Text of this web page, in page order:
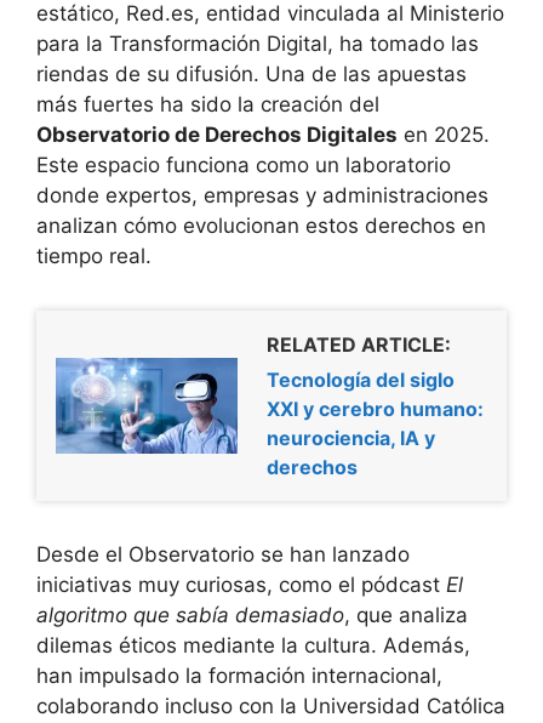
estático, Red.es, entidad vinculada al Ministerio
para la Transformación Digital, ha tomado las
riendas de su difusión. Una de las apuestas
más fuertes ha sido la creación del
Observatorio de Derechos Digitales en 2025.
Este espacio funciona como un laboratorio
donde expertos, empresas y administraciones
analizan cómo evolucionan estos derechos en
tiempo real.
RELATED ARTICLE:
Tecnología del siglo
XXI y cerebro humano:
neurociencia, IA y
derechos
Desde el Observatorio se han lanzado
iniciativas muy curiosas, como el pódcast El
algoritmo que sabía demasiado, que analiza
dilemas éticos mediante la cultura. Además,
han impulsado la formación internacional,
colaborando incluso con la Universidad Católica